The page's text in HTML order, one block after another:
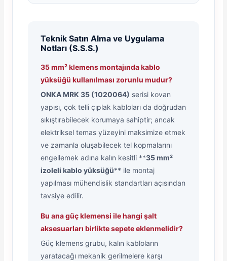
Teknik Satın Alma ve Uygulama
Notları (S.S.S.)
35 mm² klemens montajında kablo
yüksüğü kullanılması zorunlu mudur?
ONKA MRK 35 (1020064) serisi kovan
yapısı, çok telli çıplak kabloları da doğrudan
sıkıştırabilecek korumaya sahiptir; ancak
elektriksel temas yüzeyini maksimize etmek
ve zamanla oluşabilecek tel kopmalarını
engellemek adına kalın kesitli **35 mm²
izoleli kablo yüksüğü** ile montaj
yapılması mühendislik standartları açısından
tavsiye edilir.
Bu ana güç klemensi ile hangi şalt
aksesuarları birlikte sepete eklenmelidir?
Güç klemens grubu, kalın kabloların
yaratacağı mekanik gerilmelere karşı